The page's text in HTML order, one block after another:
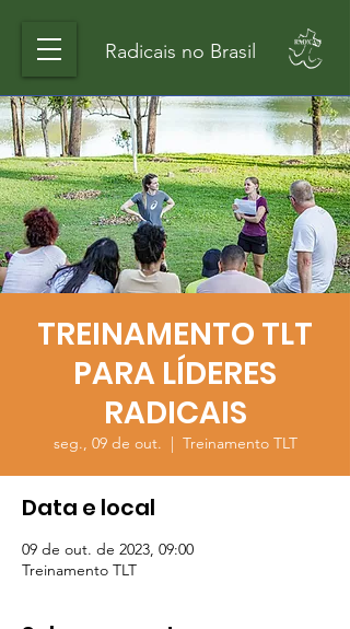
Radicais no Brasil
TREINAMENTO TLT
PARA LÍDERES
RADICAIS
seg., 09 de out.
  |
Treinamento TLT
Data e local
09 de out. de 2023, 09:00
Treinamento TLT